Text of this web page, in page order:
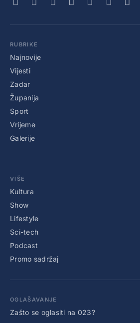
RUBRIKE
Najnovije
Vijesti
Zadar
Županija
Sport
Vrijeme
Galerije
VIŠE
Kultura
Show
Lifestyle
Sci-tech
Podcast
Promo sadržaj
OGLAŠAVANJE
Zašto se oglasiti na 023?